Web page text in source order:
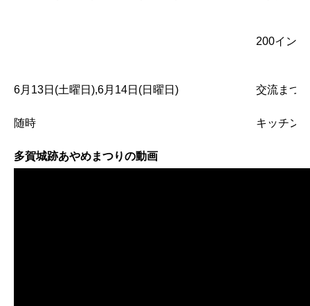
200イン
6月13日(土曜日),6月14日(日曜日) 交流まつ
随時 キッチン
多賀城跡あやめまつりの動画